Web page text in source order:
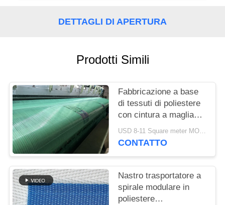
PRIVACY
POLICY
DETTAGLI DI APERTURA
Prodotti Simili
Fabbricazione a base
di tessuti di poliestere
con cintura a maglia
tessuta
USD 8-11 Square meter MOQ:1 metro
CONTATTO
Nastro trasportatore a
spirale modulare in
poliestere